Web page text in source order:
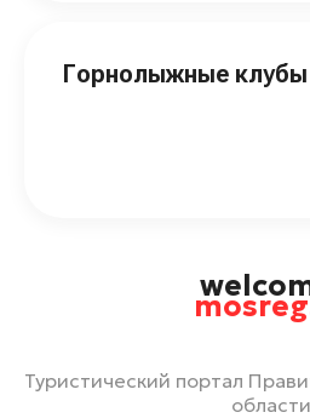
Горнолыжные клубы
Туристический портал
области